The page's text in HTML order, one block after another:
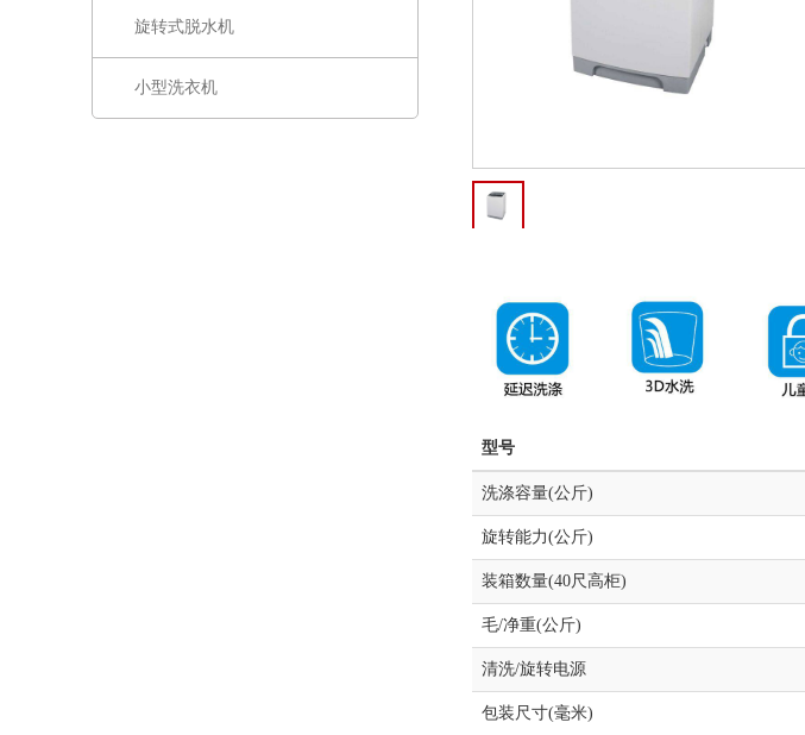
旋转式脱水机
小型洗衣机
型号
洗涤容量(公斤)
旋转能力(公斤)
装箱数量(40尺高柜)
毛/净重(公斤)
清洗/旋转电源
包装尺寸(毫米)